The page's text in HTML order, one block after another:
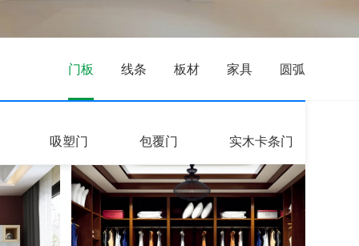
门板
吸塑门 包覆门 实木卡条门
线条 板材 家具 圆弧